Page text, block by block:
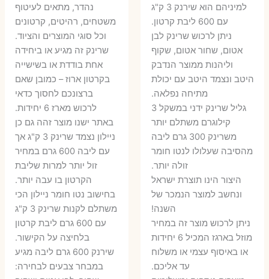
היה:
35 ₪.
הוא:למיניהם הוא שירנק 3 ק"ג
עם 600 ליבת קרטון.
ניתן לרכוש שרינק לבן
אטום, שחור אטום, שקוף
וליהנות ממוצר הנדבק
היטב ונצמד היטב עם יכולת
מתיחה נפלאה.
גליל שרינק ידני במשקל 3
קילוגרם משתלם יותר
משרינק 300 גרם ליבה
מהסיבה שעלולו לנטו חומר
זולה יותר.
היצור הינו תוצרת ישראל
ונחשב למוצר הנמכר של
השנה!
ניתן לרכוש מוצר זה במחיר
מוזל בארגז המכיל 6 יחידות
או באיסוף עצמי או משלוח
עד אליכם.
היה:
55 ₪.
₪.
נהדר, מתאים לעיטוף
משטחים, רהיטים, קרטונים
וכל סוגי המוצרים והציוד.
שרינק זה מגיע או ביחידה
אחת בודדת או בשישייה
בקרטון ארוז – כמובן שאם
ברצונכם לחסוך כדאי
לרכוש מארז 6 יחידות.
באתר ישנו מוצר זהה גם כן
ניילון נצמד שרינק 3 ק"ג אך
עם ליבה 600 גרם במחיר
זול יותר למרות שליבת
הקרטון בו עבה יותר.
בחישוב נטו חומר ניילון הכי
משתלם לקנות שרינק 3 ק"ג
עם 600 גרם ליבת קרטון
בלחיצה על הקישור.
שירנק 600 גרם ליבה מגיע
במבחר צבעים לבחירה: